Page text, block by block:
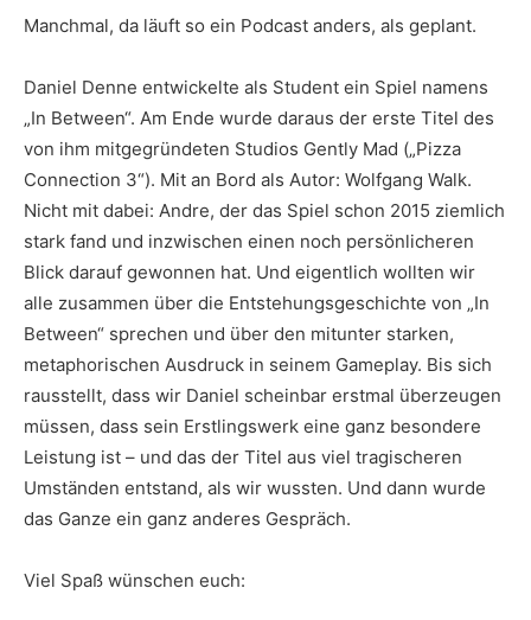
Manchmal, da läuft so ein Podcast anders, als geplant.
Daniel Denne entwickelte als Student ein Spiel namens
„In Between“. Am Ende wurde daraus der erste Titel des
von ihm mitgegründeten Studios Gently Mad („Pizza
Connection 3“). Mit an Bord als Autor: Wolfgang Walk.
Nicht mit dabei: Andre, der das Spiel schon 2015 ziemlich
stark fand und inzwischen einen noch persönlicheren
Blick darauf gewonnen hat. Und eigentlich wollten wir
alle zusammen über die Entstehungsgeschichte von „In
Between“ sprechen und über den mitunter starken,
metaphorischen Ausdruck in seinem Gameplay. Bis sich
rausstellt, dass wir Daniel scheinbar erstmal überzeugen
müssen, dass sein Erstlingswerk eine ganz besondere
Leistung ist – und das der Titel aus viel tragischeren
Umständen entstand, als wir wussten. Und dann wurde
das Ganze ein ganz anderes Gespräch.
Viel Spaß wünschen euch: